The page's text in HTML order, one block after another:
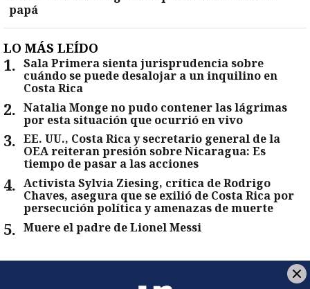
papá
LO MÁS LEÍDO
1. Sala Primera sienta jurisprudencia sobre
cuándo se puede desalojar a un inquilino en
Costa Rica
2. Natalia Monge no pudo contener las lágrimas
por esta situación que ocurrió en vivo
3. EE. UU., Costa Rica y secretario general de la
OEA reiteran presión sobre Nicaragua: Es
tiempo de pasar a las acciones
4. Activista Sylvia Ziesing, crítica de Rodrigo
Chaves, asegura que se exilió de Costa Rica por
persecución política y amenazas de muerte
5. Muere el padre de Lionel Messi